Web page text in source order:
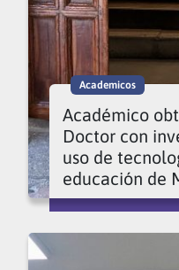
Academicos
Académico
Doctor con
uso de
educación de